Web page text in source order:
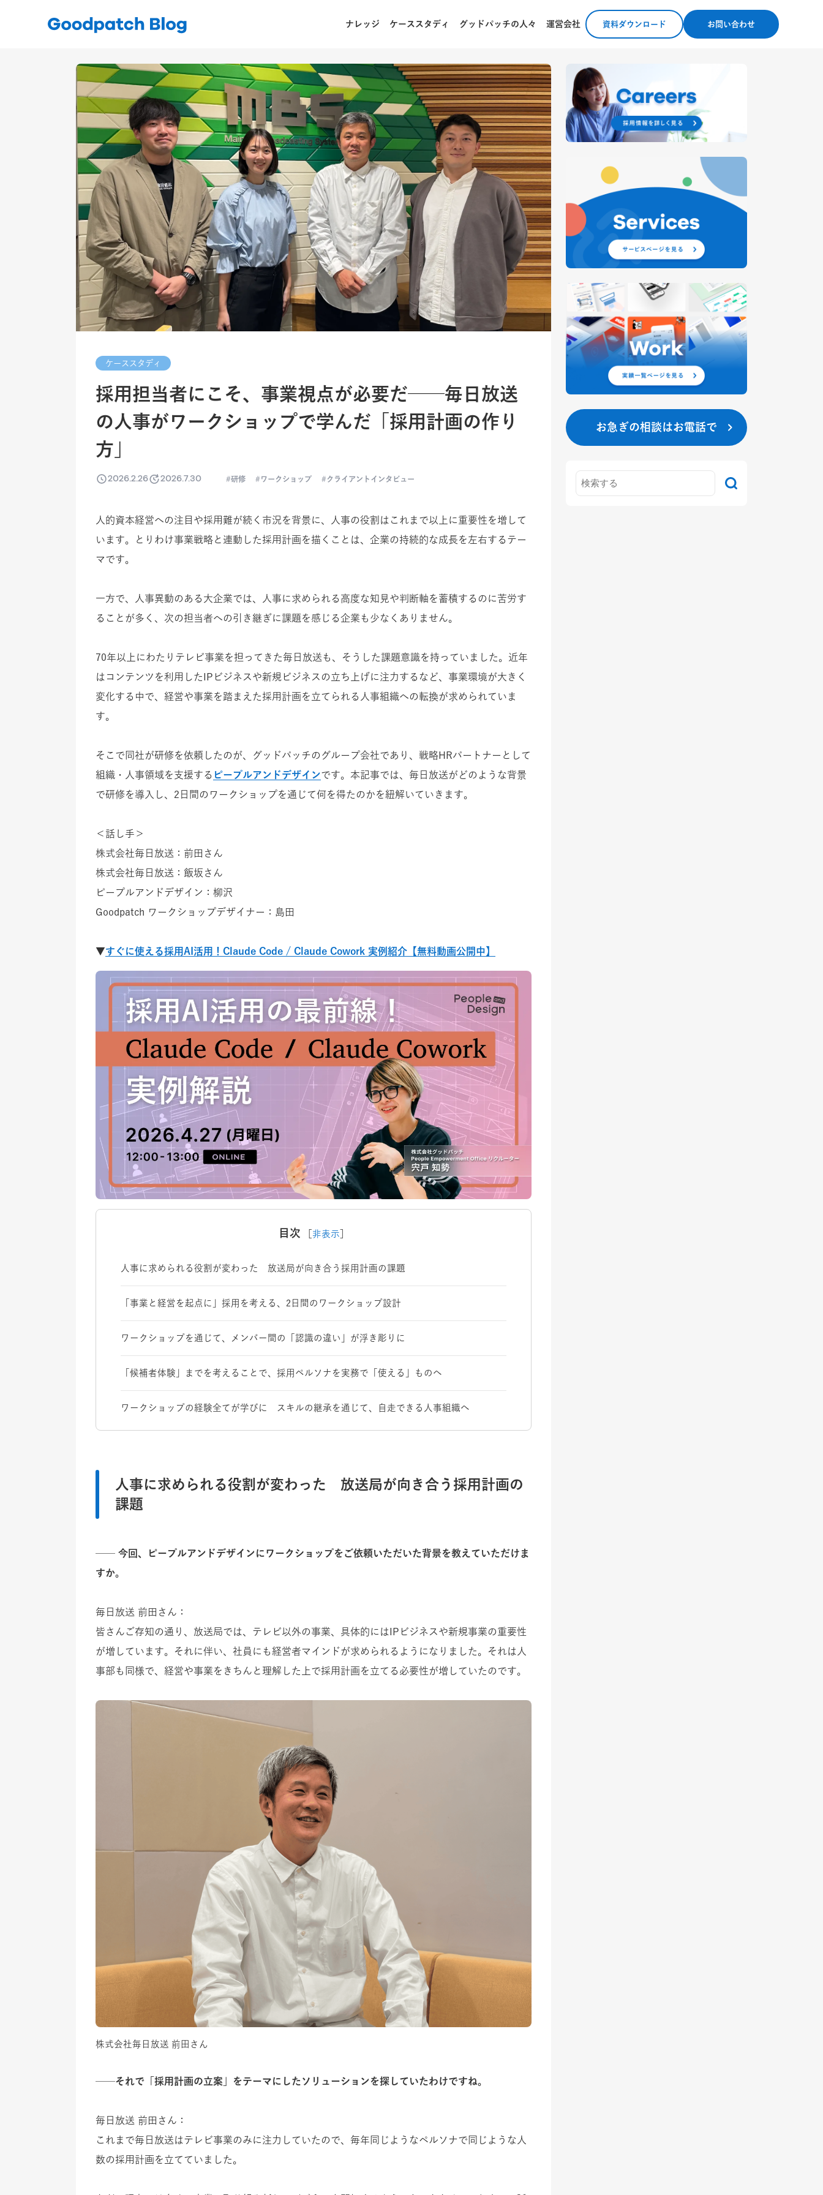
ナレッジ ケーススタディ グッドパッチの人々 運営会社 資料ダウンロード お問い合わせ
ケーススタディ
採用担当者にこそ、事業視点が必要だ──毎日放送
の人事がワークショップで学んだ「採用計画の作り
方」
2026.2.26 2026.7.30 研修 ワークショップ クライアントインタビュー
人的資本経営への注目や採用難が続く市況を背景に、人事の役割はこれまで以上に重要性を増して
います。とりわけ事業戦略と連動した採用計画を描くことは、企業の持続的な成長を左右するテー
マです。
一方で、人事異動のある大企業では、人事に求められる高度な知見や判断軸を蓄積するのに苦労す
ることが多く、次の担当者への引き継ぎに課題を感じる企業も少なくありません。
70年以上にわたりテレビ事業を担ってきた毎日放送も、そうした課題意識を持っていました。近年
はコンテンツを利用したIPビジネスや新規ビジネスの立ち上げに注力するなど、事業環境が大きく
変化する中で、経営や事業を踏まえた採用計画を立てられる人事組織への転換が求められていま
す。
そこで同社が研修を依頼したのが、グッドパッチのグループ会社であり、戦略HRパートナーとして
組織・人事領域を支援する ピープルアンドデザインです。本記事では、毎日放送がどのような背景
で研修を導入し、2日間のワークショップを通じて何を得たのかを紐解いていきます。
＜話し手＞
株式会社毎日放送：前田さん
株式会社毎日放送：飯坂さん
ピープルアンドデザイン：柳沢
Goodpatch ワークショップデザイナー：島田
▼すぐに使える採用AI活用！Claude Code / Claude Cowork 実例紹介【無料動画公開中】
目次 非表示
人事に求められる役割が変わった 放送局が向き合う採用計画の課題
「事業と経営を起点に」採用を考える、2日間のワークショップ設計
ワークショップを通じて、メンバー間の「認識の違い」が浮き彫りに
「候補者体験」までを考えることで、採用ペルソナを実務で「使える」ものへ
ワークショップの経験全てが学びに スキルの継承を通じて、自走できる人事組織へ
人事に求められる役割が変わった 放送局が向き合う採用計画の
課題
── 今回、ピープルアンドデザインにワークショップをご依頼いただいた背景を教えていただけま
すか。
毎日放送 前田さん：
皆さんご存知の通り、放送局では、テレビ以外の事業、具体的にはIPビジネスや新規事業の重要性
が増しています。それに伴い、社員にも経営者マインドが求められるようになりました。それは人
事部も同様で、経営や事業をきちんと理解した上で採用計画を立てる必要性が増していたのです。
株式会社毎日放送 前田さん
──それで「採用計画の立案」をテーマにしたソリューションを探していたわけですね。
毎日放送 前田さん：
これまで毎日放送はテレビ事業のみに注力していたので、毎年同じようなペルソナで同じような人
数の採用計画を立てていました。
お急ぎの相談はお電話で